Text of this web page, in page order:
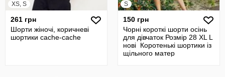
XS, S
261 грн
Шорти жіночі, коричневі
шортики cache-cache
S
150 грн
Чорні короткі шорти осінь
для дівчаток Розмір 28 XL L
нові Коротенькі шортики із
щільного матер